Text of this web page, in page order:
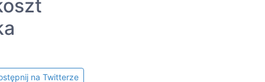
na Twitterze